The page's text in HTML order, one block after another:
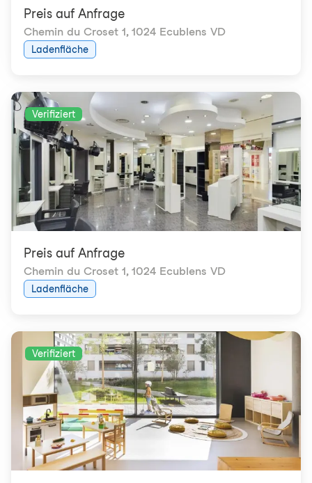
Preis auf Anfrage
Chemin du Croset 1, 1024 Ecublens VD
Ladenfläche
Verifiziert
Preis auf Anfrage
Chemin du Croset 1, 1024 Ecublens VD
Ladenfläche
Verifiziert